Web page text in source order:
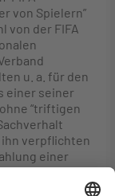
von Spielern”
von der FIFA
u. a. für den
einer seiner
“triftigen
ihn verpflichten
einer
Außerdem
Umständen mit